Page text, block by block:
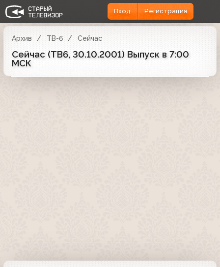
Вход Регистрация
Архив ТВ-6 Сейчас
Сейчас (ТВ6, 30.10.2001) Выпуск в 7:00
МСК